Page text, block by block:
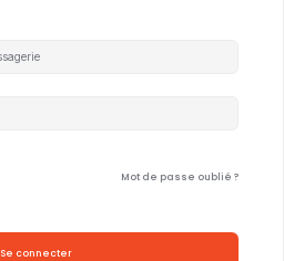
Mot de passe oublié ?
Se connecter